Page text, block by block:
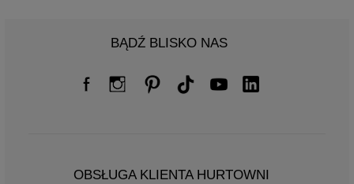
BĄDŹ BLISKO NAS
OBSŁUGA KLIENTA HURTOWNI